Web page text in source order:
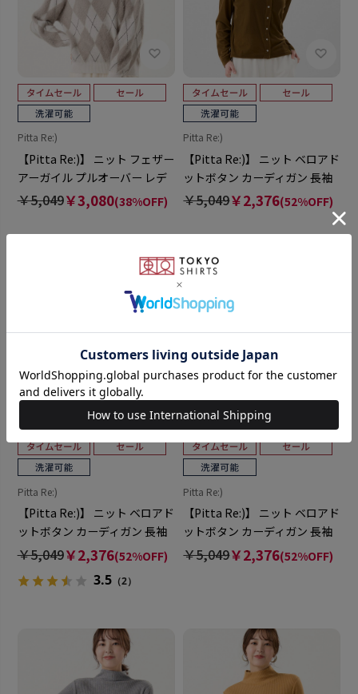
Pitta Re:)
【Pitta Re:)】 ニット フェザー
アーガイル プルオーバー レデ
ィース
￥5,049￥3,080(38%OFF)
Pitta Re:)
【Pitta Re:)】 ニット ベロアド
ットボタン カーディガン 長袖
レディース
￥5,049￥2,376(52%OFF)
Pitta Re:)
【Pitta Re:)】 ニット ベロアド
ットボタン カーディガン 長袖
レディース
￥5,049￥2,376(52%OFF)
3.5（2）
Pitta Re:)
【Pitta Re:)】 ニット ベロアド
ットボタン カーディガン 長袖
レディース
￥5,049￥2,376(52%OFF)